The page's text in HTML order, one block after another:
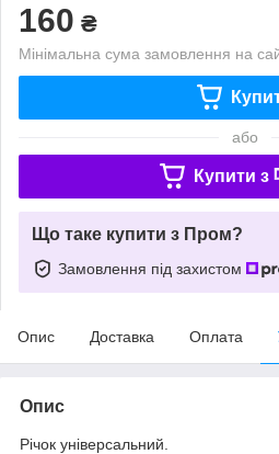
160 ₴
Мінімальна сума замовлення на
або
Купити з
Що таке купити з Пром?
Замовлення під захистом
Опис Доставка Оплата
Опис
Річок універсальний.